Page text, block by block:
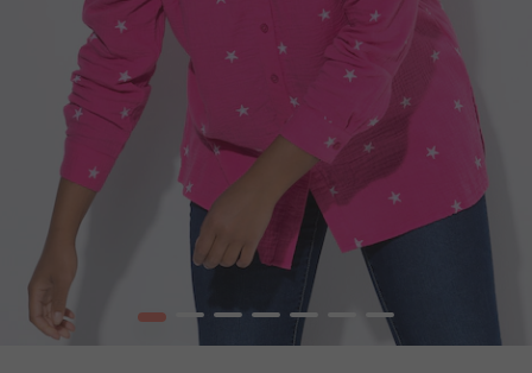
1 3 4 5 7